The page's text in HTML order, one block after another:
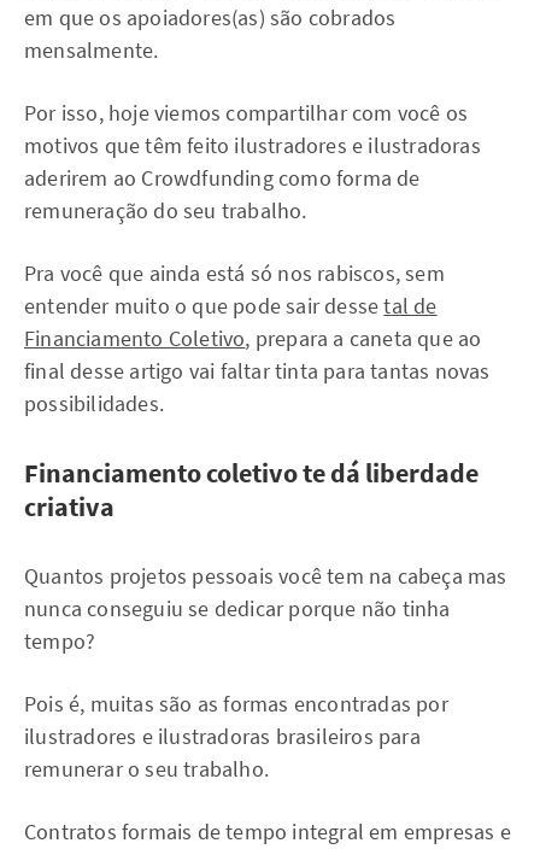
em que os apoiadores(as) são cobrados
mensalmente.
Por isso, hoje viemos compartilhar com você os
motivos que têm feito ilustradores e ilustradoras
aderirem ao Crowdfunding como forma de
remuneração do seu trabalho.
Pra você que ainda está só nos rabiscos, sem
entender muito o que pode sair dessetal de
Financiamento Coletivo, prepara a caneta que ao
final desse artigo vai faltar tinta para tantas novas
possibilidades.
Financiamento coletivo te dá liberdade
criativa
Quantos projetos pessoais você tem na cabeça mas
nunca conseguiu se dedicar porque não tinha
tempo?
Pois é, muitas são as formas encontradas por
ilustradores e ilustradoras brasileiros para
remunerar o seu trabalho.
Contratos formais de tempo integral em empresas e